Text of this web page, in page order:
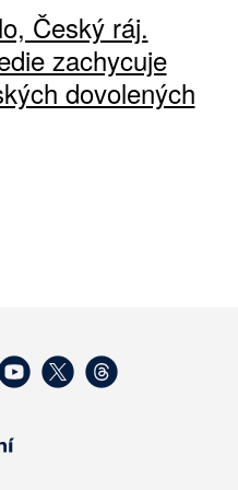
Český ráj.
zachycuje
dovolených